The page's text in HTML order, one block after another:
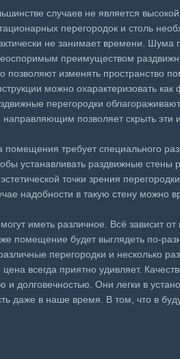
случаев не является
перегородок и столь
не занимает времени. Шума
преимуществом
позволяют изменять пространство
можно охарактеризовать
перегородки
направляющим позволяет скрыть эти
требует специального
устанавливать раздвижные
точки зрения
надобности в такую стену можно
иметь различное. Всё
помещение будет выглядеть по-
перегородки и несколько
всегда приятно удивляет.
и долговечностью. Они легки в
даже в наше время. В том, что в